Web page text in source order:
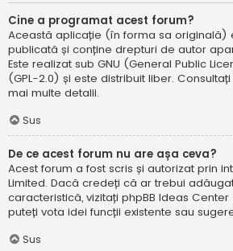
Cine a programat acest forum?
Această aplicație (în forma sa originală)
publicată și conține drepturi de autor
Este realizat sub GNU (General Public
(GPL-2.0) și este distribuit liber. Consultați
mai multe detalii.
Sus
De ce acest forum nu are așa ceva?
Acest forum a fost scris și autorizat prin
Limited. Dacă credeți că ar trebui
caracteristică, vizitați phpBB Ideas Center
puteți vota idei funcții existente sau
Sus